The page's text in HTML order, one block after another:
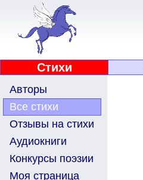
Стихи
Авторы
Все стихи
Отзывы на стихи
Аудиокниги
Конкурсы поэзии
Моя страница